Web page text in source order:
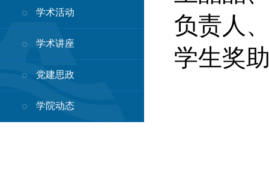
学术活动
学术讲座
党建思政
学院动态
负责人
学生奖